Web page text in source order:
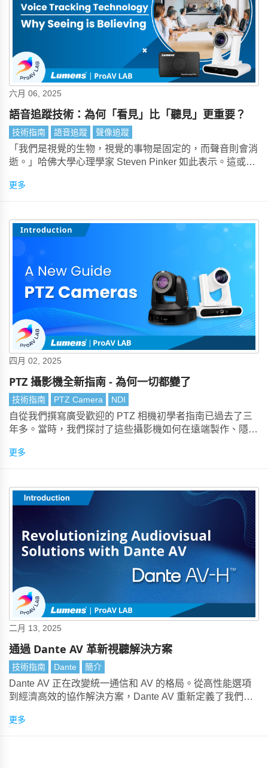
六月 06, 2025
語音追蹤技術：為何「看見」比「聽見」更重要？
技術指南 語音追蹤 聲像追蹤
「我們是視覺的生物，視覺的事物是固定的，而聲音則會消
逝。」哈佛大學心理學家 Steven Pinker 如此表示。這或許
示，在面對面的交流中，至少有 50% 的溝通是非語言的。
更多
四月 02, 2025
PTZ 攝影機全新指南 - 為何一切都變了
技術指南 PTZ Camera NDI
自從我們撰寫廣受歡迎的 PTZ 相機初學者指南已過去了三
年多。當時，我們探討了這些攝影機如何在遠端製作、隱蔽
質。正是這些特點，使其成為紀錄片電視節目、課堂錄製、
更多
二月 13, 2025
通過 Dante AV 革新視聽解決方案
技術指南 Dante 簡介
Dante AV 正在改變統一通信和 AV 的格局。從高性能選項
到經濟高效的協作解決方案，Dante AV 重新定義了我們實
技術的所有資訊。
更多